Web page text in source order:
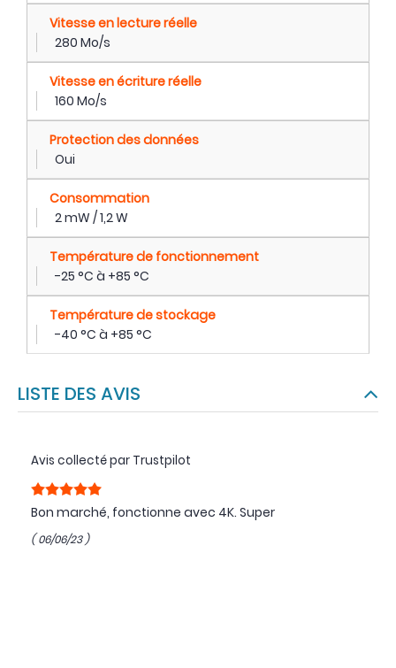
Vitesse en lecture réelle
280 Mo/s
Vitesse en écriture réelle
160 Mo/s
Protection des données
Oui
Consommation
2 mW / 1,2 W
Température de fonctionnement
-25 °C à +85 °C
Température de stockage
-40 °C à +85 °C
LISTE DES AVIS
Avis collecté par Trustpilot
Bon marché, fonctionne avec 4K. Super
( 06/06/23 )